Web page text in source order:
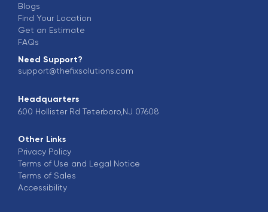
Blogs
Find Your Location
Get an Estimate
FAQs
Need Support?
support@thefixsolutions.com
Headquarters
600 Hollister Rd Teterboro,NJ 07608
Other Links
Privacy Policy
Terms of Use and Legal Notice
Terms of Sales
Accessibility